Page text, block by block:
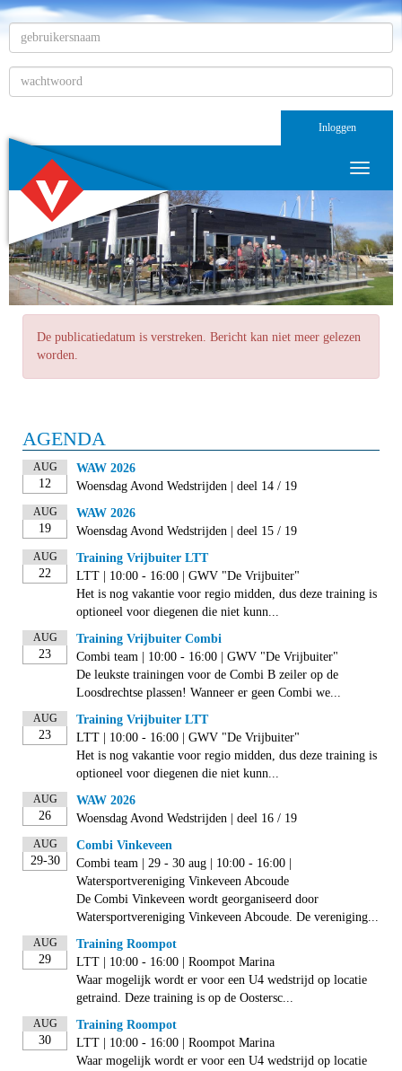
Inloggen
Toggle
De publicatiedatum is verstreken. Bericht kan niet meer gelezen
worden.
AGENDA
AUG
12
WAW 2026
Woensdag Avond Wedstrijden | deel 14 / 19
AUG
19
WAW 2026
Woensdag Avond Wedstrijden | deel 15 / 19
AUG
22
Training Vrijbuiter LTT
LTT | 10:00 - 16:00 | GWV "De Vrijbuiter"
Het is nog vakantie voor regio midden, dus deze training is
optioneel voor diegenen die niet kunn...
AUG
23
Training Vrijbuiter Combi
Combi team | 10:00 - 16:00 | GWV "De Vrijbuiter"
De leukste trainingen voor de Combi B zeiler op de
Loosdrechtse plassen! Wanneer er geen Combi we...
AUG
23
Training Vrijbuiter LTT
LTT | 10:00 - 16:00 | GWV "De Vrijbuiter"
Het is nog vakantie voor regio midden, dus deze training is
optioneel voor diegenen die niet kunn...
AUG
26
WAW 2026
Woensdag Avond Wedstrijden | deel 16 / 19
AUG
29-30
Combi Vinkeveen
Combi team | 29 - 30 aug | 10:00 - 16:00 |
Watersportvereniging Vinkeveen Abcoude
De Combi Vinkeveen wordt georganiseerd door
Watersportvereniging Vinkeveen Abcoude. De vereniging...
AUG
29
Training Roompot
LTT | 10:00 - 16:00 | Roompot Marina
Waar mogelijk wordt er voor een U4 wedstrijd op locatie
getraind. Deze training is op de Oostersc...
AUG
30
Training Roompot
LTT | 10:00 - 16:00 | Roompot Marina
Waar mogelijk wordt er voor een U4 wedstrijd op locatie